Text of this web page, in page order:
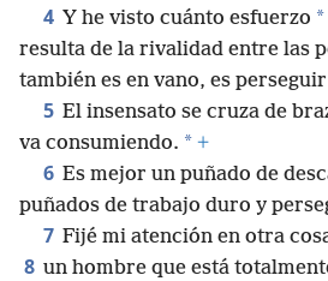
4 Y he visto cuánto esfuerzo *
resulta de la rivalidad entre las
también es en vano, es
5 El insensato se cruza de
va consumiendo. * +
6 Es mejor un puñado de
puñados de trabajo duro y
7 Fijé mi atención en otra
8 un hombre que está